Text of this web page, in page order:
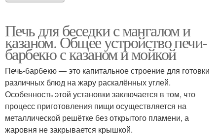
Печи для беседок Летние беседки
Беседки с печью
Печь для беседки с мангалом и
казаном. Общее устройство печи-
барбекю с казаном и мойкой
Печь-барбекю — это капитальное строение для готовки
различных блюд на жару раскалённых углей.
Особенность этой установки заключается в том, что
процесс приготовления пищи осуществляется на
металлической решётке без открытого пламени, а
жаровня не закрывается крышкой.